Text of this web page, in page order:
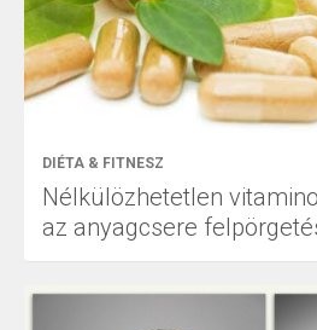
DIÉTA & FITNESZ
Nélkülözhetetlen
az anyagcsere